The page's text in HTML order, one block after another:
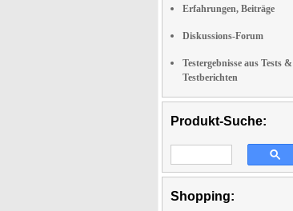
Erfahrungen, Beiträge
Diskussions-Forum
Testergebnisse aus Tests &
Testberichten
Produkt-Suche:
Shopping: